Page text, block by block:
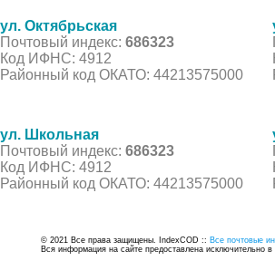
ул. Октябрьская
Почтовый индекс: 686323
Код ИФНС: 4912
Районный код ОКАТО: 44213575000
ул. Школьная
Почтовый индекс: 686323
Код ИФНС: 4912
Районный код ОКАТО: 44213575000
© 2021 Все права защищены. IndexCOD :: Все почтовые
Вся информация на сайте предоставлена исключительно